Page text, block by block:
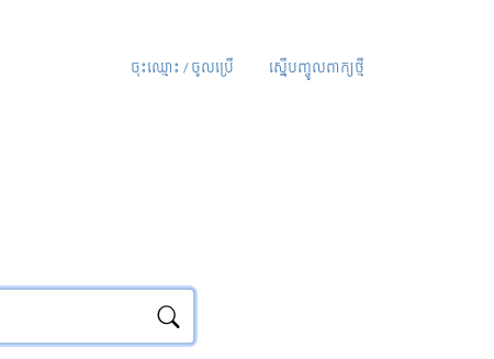
ចុះឈ្មោះ / ចូលប្រើ ស្នើបញ្ចូលពាក្យថ្មី